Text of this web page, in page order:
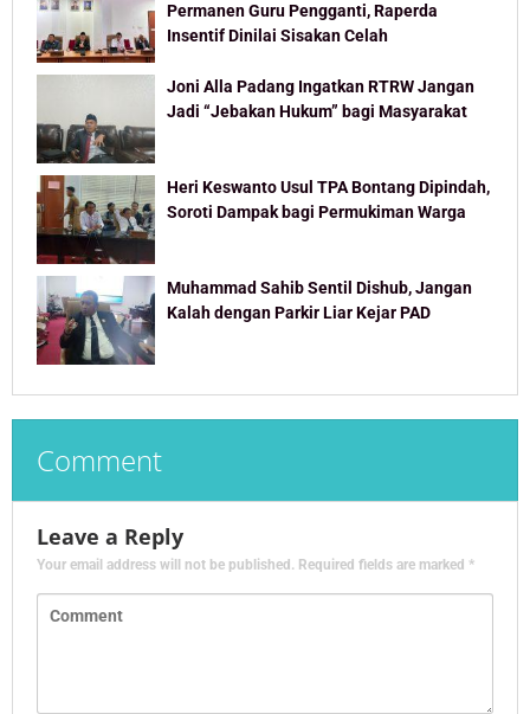
Permanen Guru Pengganti, Raperda
Insentif Dinilai Sisakan Celah
Joni Alla Padang Ingatkan RTRW Jangan
Jadi “Jebakan Hukum” bagi Masyarakat
Heri Keswanto Usul TPA Bontang Dipindah,
Soroti Dampak bagi Permukiman Warga
Muhammad Sahib Sentil Dishub, Jangan
Kalah dengan Parkir Liar Kejar PAD
Comment
Leave a Reply
Your email address will not be published. Required fields are marked *